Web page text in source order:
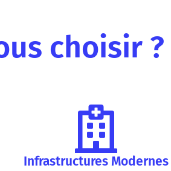
choisir ?
Infrastructures Modernes